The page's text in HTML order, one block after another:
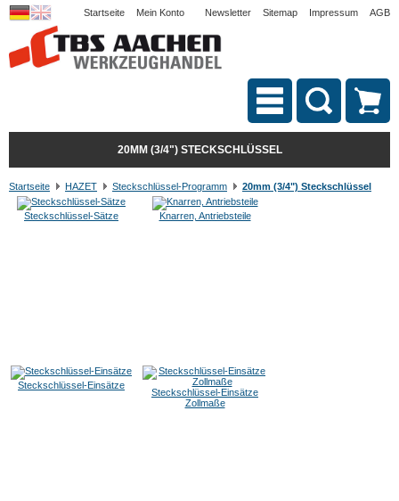
Startseite Mein Konto Newsletter Sitemap Impressum AGB
20MM (3/4") STECKSCHLÜSSEL
Startseite HAZET Steckschlüssel-Programm 20mm (3/4") Steckschlüssel
Steckschlüssel-Sätze Knarren, Antriebsteile
Steckschlüssel-Einsätze
Steckschlüssel-Einsätze
Zollmaße